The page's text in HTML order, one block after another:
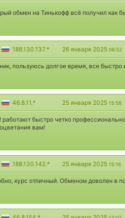
обмен на Тинькофф всё получил как
188.130.137.* 26 января 2025 06:52
пользуюсь долгое время, все быстро
46.8.11.* 25 января 2025 15:58
быстро четко
вам!
188.130.142.* 25 января 2025 15:16
курс отличный. Обменом доволен в